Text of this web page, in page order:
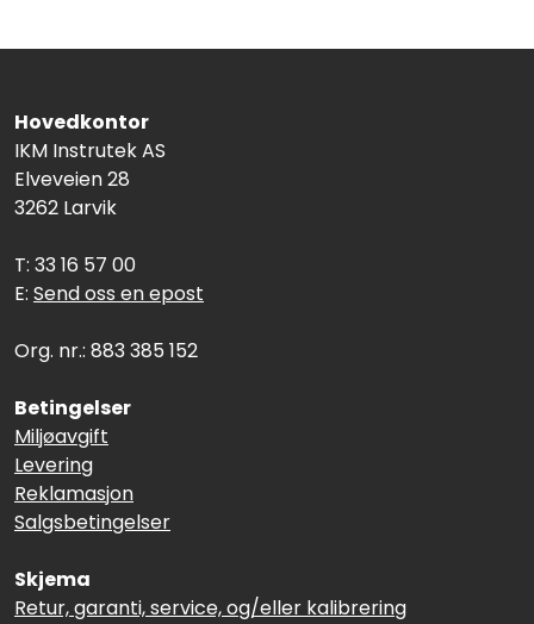
Hovedkontor
IKM Instrutek AS
Elveveien 28
3262 Larvik
T: 33 16 57 00
E: Send oss en epost
Org. nr.: 883 385 152
Betingelser
Miljøavgift
Levering
Reklamasjon
Salgsbetingelser
Skjema
Retur, garanti, service, og/eller kalibrering